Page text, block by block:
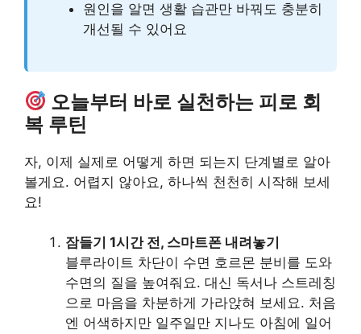
원인을 알면 생활 습관만 바꿔도 충분히
개선될 수 있어요
오늘부터 바로 실천하는 피로 회
복 루틴
자, 이제 실제로 어떻게 하면 되는지 단계별로 알아
볼게요. 어렵지 않아요, 하나씩 천천히 시작해 보세
요!
잠들기 1시간 전, 스마트폰 내려놓기
블루라이트 차단이 수면 호르몬 분비를 도와
수면의 질을 높여줘요. 대신 독서나 스트레칭
으로 마음을 차분하게 가라앉혀 보세요. 처음
엔 어색하지만 일주일만 지나도 아침에 일어